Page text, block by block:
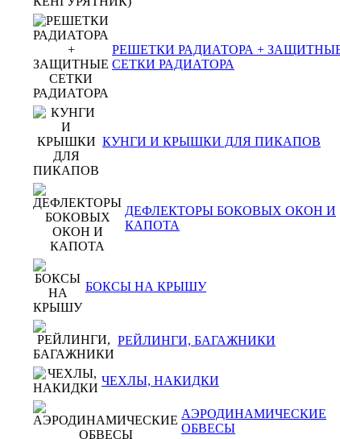
РЕШЕТКИ РАДИАТОРА +
СЕТКИ РАДИАТОРА
КУНГИ И КРЫШКИ ДЛЯ ПИКАПОВ
ДЕФЛЕКТОРЫ БОКОВЫХ ОКОН И
КАПОТА
БОКСЫ НА КРЫШУ
РЕЙЛИНГИ, БАГАЖНИКИ
ЧЕХЛЫ, НАКИДКИ
АЭРОДИНАМИЧЕСКИЕ
ОБВЕСЫ